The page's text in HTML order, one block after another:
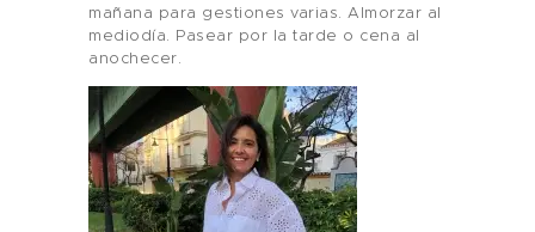
mañana para gestiones varias. Almorzar al
mediodía. Pasear por la tarde o cena al
anochecer.